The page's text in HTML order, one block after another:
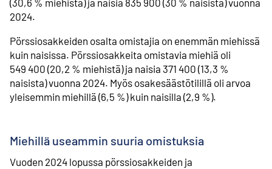
(30,6 % miehistä) ja naisia 835 900 (30 % naisista) vuonna
2024.
Pörssiosakkeiden osalta omistajia on enemmän miehissä
kuin naisissa. Pörssiosakkeita omistavia miehiä oli
549 400 (20,2 % miehistä) ja naisia 371 400 (13,3 %
naisista) vuonna 2024. Myös osakesäästötilillä oli arvoa
yleisemmin miehillä (6,5 %) kuin naisilla (2,9 %).
Miehillä useammin suuria omistuksia
Vuoden 2024 lopussa pörssiosakkeiden ja